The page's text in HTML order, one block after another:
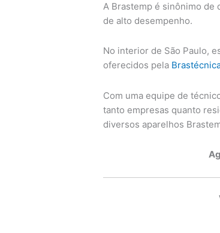
A Brastemp é sinônimo de
de alto desempenho.
No interior de São Paulo,
oferecidos pela
Com uma equipe de
tanto empresas quanto
diversos aparelhos